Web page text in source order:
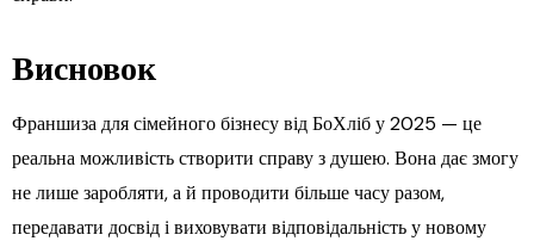
Висновок
Франшиза для сімейного бізнесу від БоХліб у 2025 — це
реальна можливість створити справу з душею. Вона дає змогу
не лише заробляти, а й проводити більше часу разом,
передавати досвід і виховувати відповідальність у новому